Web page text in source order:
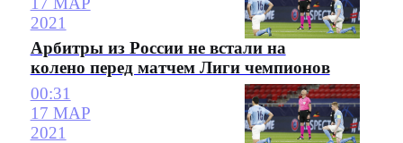
2021
Арбитры из России не встали на
колено перед матчем Лиги чемпионов
00:31
17 МАР
2021